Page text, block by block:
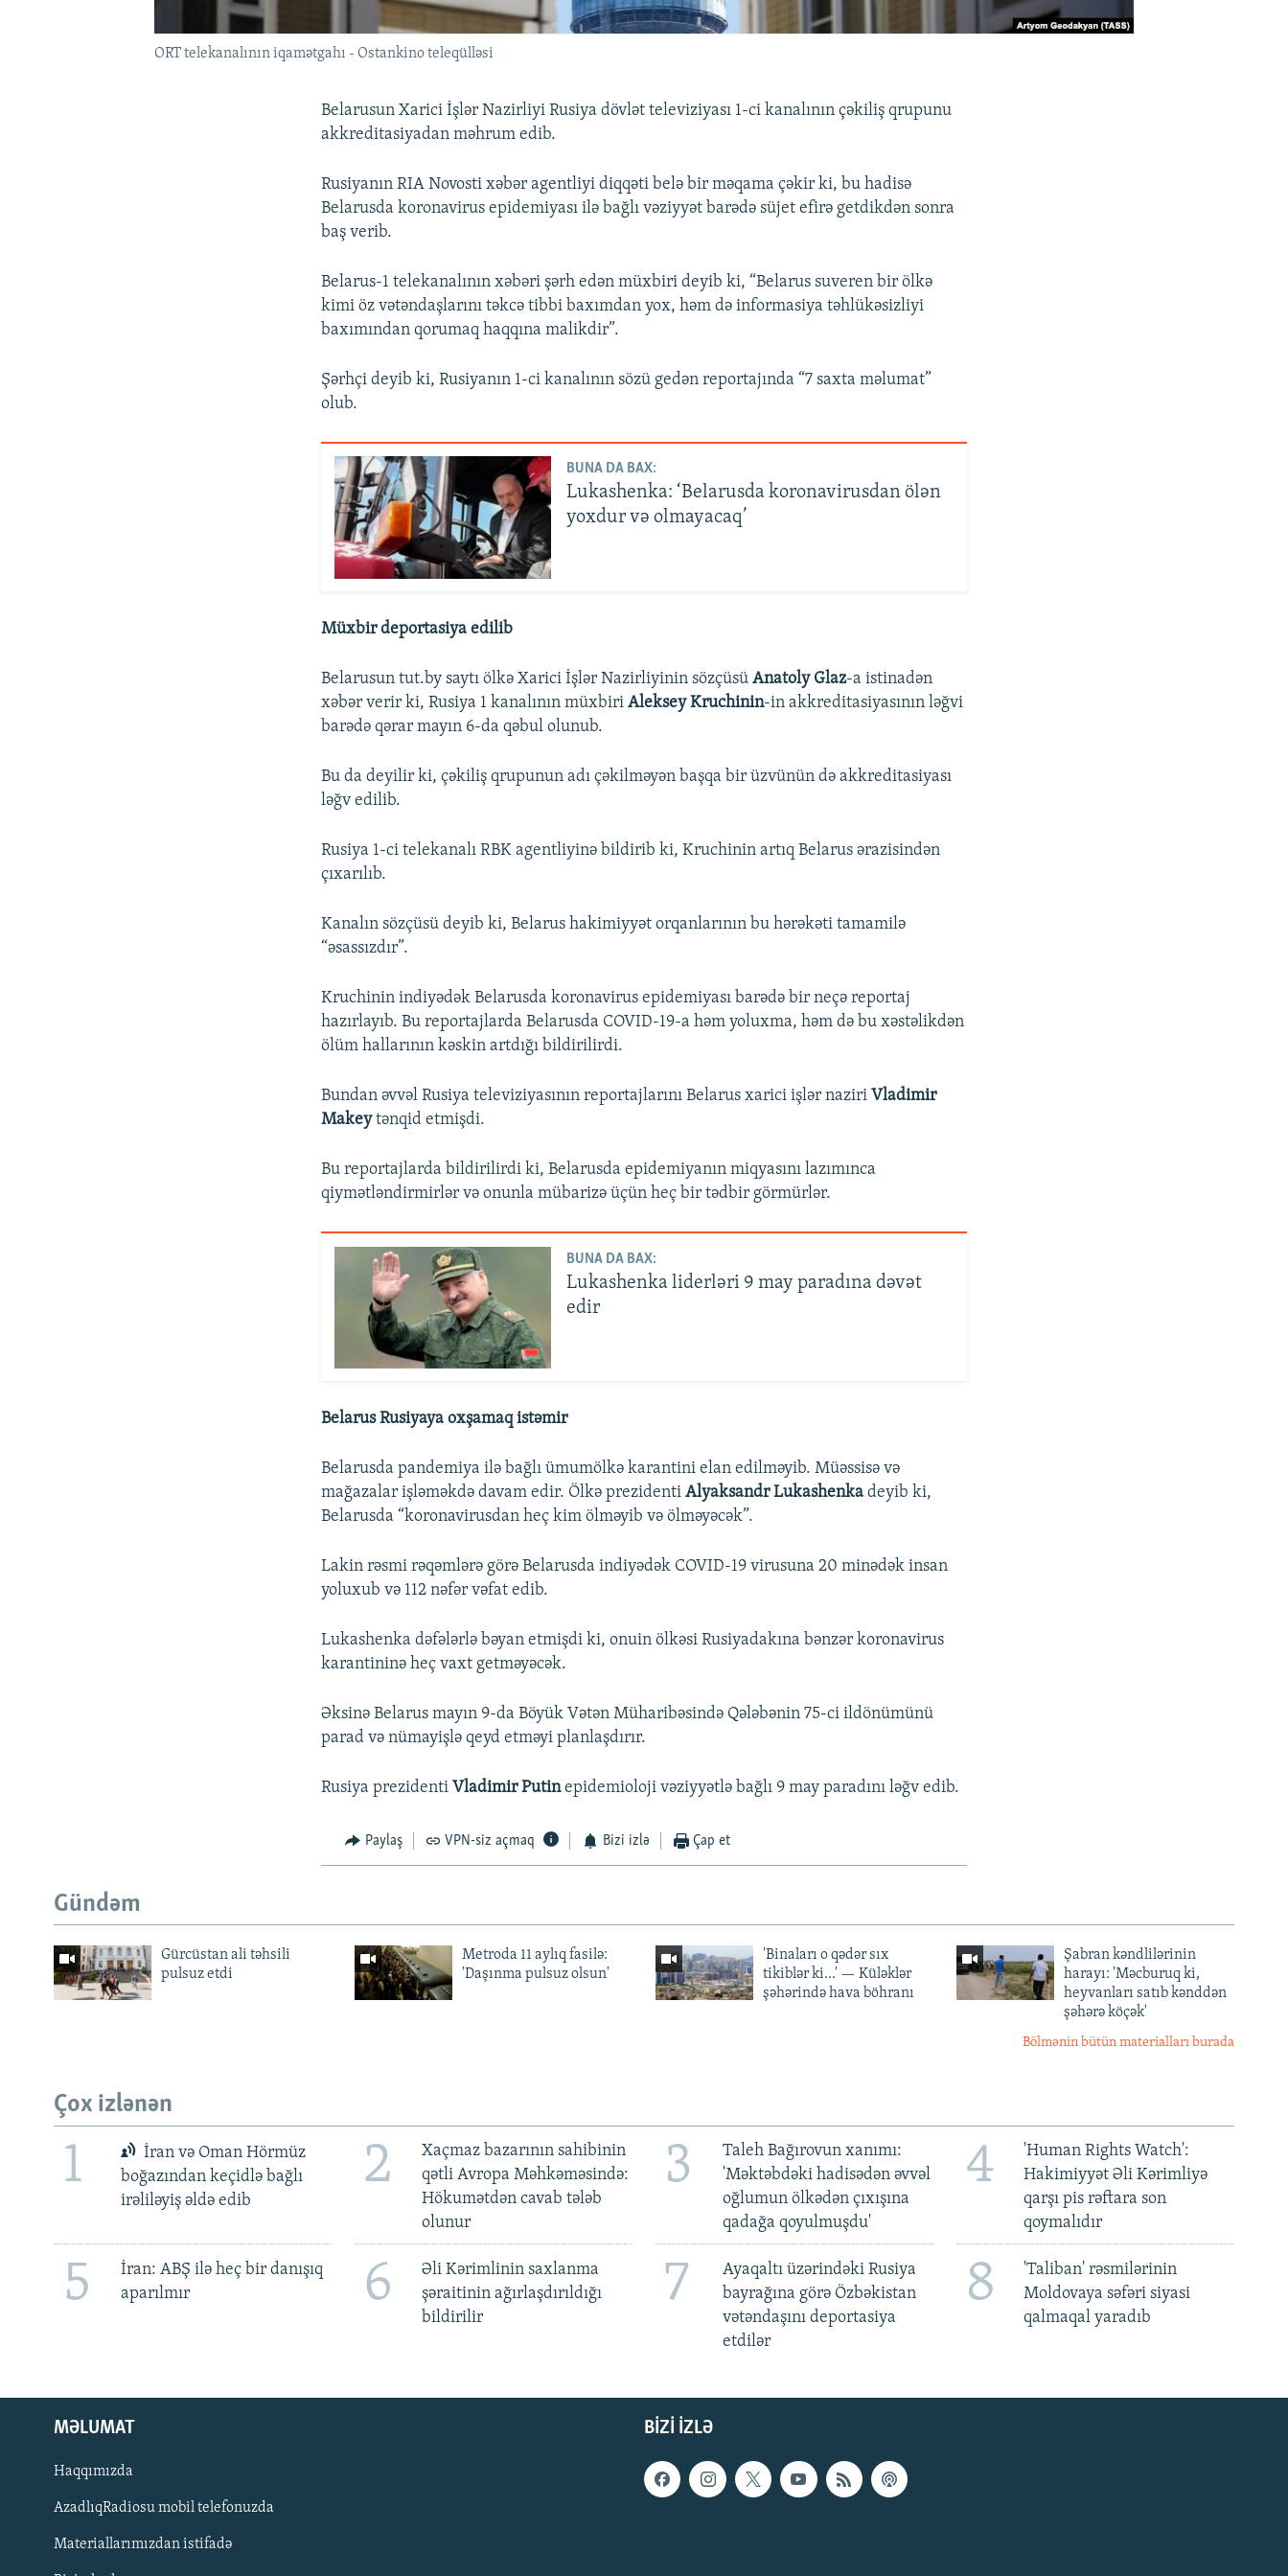
ORT telekanalının iqamətgahı - Ostankino teleqülləsi
Belarusun Xarici İşlər Nazirliyi Rusiya dövlət televiziyası 1-ci kanalının çəkiliş qrupunu
akkreditasiyadan məhrum edib.
Rusiyanın RIA Novosti xəbər agentliyi diqqəti belə bir məqama çəkir ki, bu hadisə
Belarusda koronavirus epidemiyası ilə bağlı vəziyyət barədə süjet efirə getdikdən sonra
baş verib.
Belarus-1 telekanalının xəbəri şərh edən müxbiri deyib ki, “Belarus suveren bir ölkə
kimi öz vətəndaşlarını təkcə tibbi baxımdan yox, həm də informasiya təhlükəsizliyi
baxımından qorumaq haqqına malikdir”.
Şərhçi deyib ki, Rusiyanın 1-ci kanalının sözü gedən reportajında “7 saxta məlumat”
olub.
BUNA DA BAX:
Lukashenka: ‘Belarusda koronavirusdan ölən
yoxdur və olmayacaq’
Müxbir deportasiya edilib
Belarusun tut.by saytı ölkə Xarici İşlər Nazirliyinin sözçüsüAnatoly Glaz-a istinadən
xəbər verir ki, Rusiya 1 kanalının müxbiriAleksey Kruchinin-in akkreditasiyasının ləğvi
barədə qərar mayın 6-da qəbul olunub.
Bu da deyilir ki, çəkiliş qrupunun adı çəkilməyən başqa bir üzvünün də akkreditasiyası
ləğv edilib.
Rusiya 1-ci telekanalı RBK agentliyinə bildirib ki, Kruchinin artıq Belarus ərazisindən
çıxarılıb.
Kanalın sözçüsü deyib ki, Belarus hakimiyyət orqanlarının bu hərəkəti tamamilə
“əsassızdır”.
Kruchinin indiyədək Belarusda koronavirus epidemiyası barədə bir neçə reportaj
hazırlayıb. Bu reportajlarda Belarusda COVID-19-a həm yoluxma, həm də bu xəstəlikdən
ölüm hallarının kəskin artdığı bildirilirdi.
Bundan əvvəl Rusiya televiziyasının reportajlarını Belarus xarici işlər naziriVladimir
Makeytənqid etmişdi.
Bu reportajlarda bildirilirdi ki, Belarusda epidemiyanın miqyasını lazımınca
qiymətləndirmirlər və onunla mübarizə üçün heç bir tədbir görmürlər.
BUNA DA BAX:
Lukashenka liderləri 9 may paradına dəvət
edir
Belarus Rusiyaya oxşamaq istəmir
Belarusda pandemiya ilə bağlı ümumölkə karantini elan edilməyib. Müəssisə və
mağazalar işləməkdə davam edir. Ölkə prezidentiAlyaksandr Lukashenka deyib ki,
Belarusda “koronavirusdan heç kim ölməyib və ölməyəcək”.
Lakin rəsmi rəqəmlərə görə Belarusda indiyədək COVID-19 virusuna 20 minədək insan
yoluxub və 112 nəfər vəfat edib.
Lukashenka dəfələrlə bəyan etmişdi ki, onuin ölkəsi Rusiyadakına bənzər koronavirus
karantininə heç vaxt getməyəcək.
Əksinə Belarus mayın 9-da Böyük Vətən Müharibəsində Qələbənin 75-ci ildönümünü
parad və nümayişlə qeyd etməyi planlaşdırır.
Rusiya prezidenti Vladimir Putinepidemioloji vəziyyətlə bağlı 9 may paradını ləğv edib.
Paylaş VPN-siz açmaq Bizi izlə Çap et
Gündəm
Gürcüstan ali təhsili
pulsuz etdi
Metroda 11 aylıq fasilə:
'Daşınma pulsuz olsun'
'Binaları o qədər sıx
tikiblər ki...' — Küləklər
şəhərində hava böhranı
Şabran kəndlilərinin
harayı: 'Məcburuq ki,
heyvanları satıb kənddən
şəhərə köçək'
Bölmənin bütün materialları burada
Çox izlənən
1
İran və Oman Hörmüz
boğazından keçidlə bağlı
irəliləyiş əldə edib
2
Xaçmaz bazarının sahibinin
qətli Avropa Məhkəməsində:
Hökumətdən cavab tələb
olunur
3
Taleh Bağırovun xanımı:
'Məktəbdəki hadisədən əvvəl
oğlumun ölkədən çıxışına
qadağa qoyulmuşdu'
4
'Human Rights Watch':
Hakimiyyət Əli Kərimliyə
qarşı pis rəftara son
qoymalıdır
5
İran: ABŞ ilə heç bir danışıq
aparılmır
6
Əli Kərimlinin saxlanma
şəraitinin ağırlaşdırıldığı
bildirilir
7
Ayaqaltı üzərindəki Rusiya
bayrağına görə Özbəkistan
vətəndaşını deportasiya
etdilər
8
'Taliban' rəsmilərinin
Moldovaya səfəri siyasi
qalmaqal yaradıb
BIZI IZLƏ
MƏLUMAT
Haqqımızda
AzadlıqRadiosu mobil telefonuzda
Materiallarımızdan istifadə